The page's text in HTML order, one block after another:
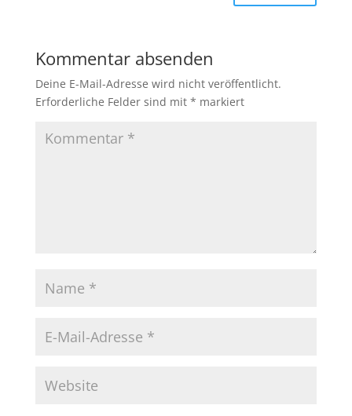
Kommentar absenden
Deine E-Mail-Adresse wird nicht veröffentlicht.
Erforderliche Felder sind mit * markiert